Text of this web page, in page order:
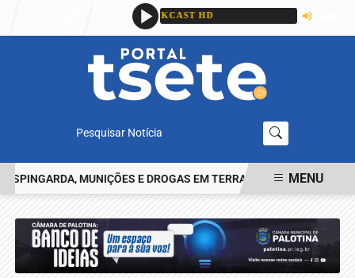
Pesquisar Notícia
MUNIÇÕES E DROGAS EM TERRA ROXA HOMEM
MENU